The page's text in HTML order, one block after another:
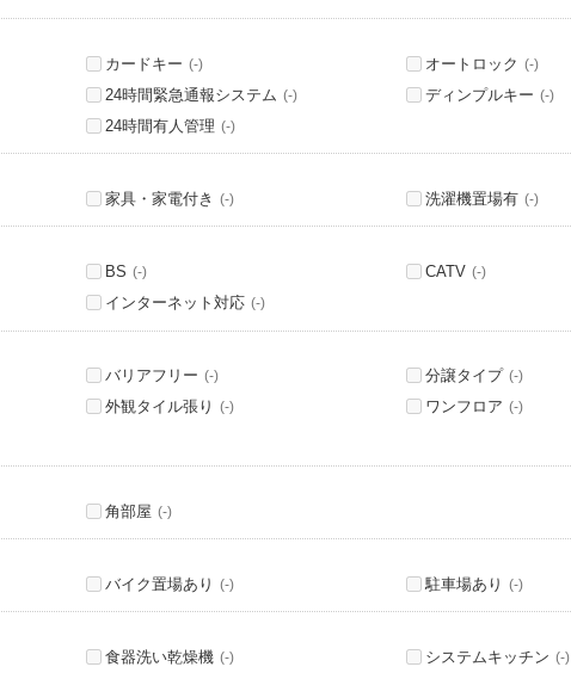
カードキー (-) オートロック (-)
24時間緊急通報システム (-) ディンプルキー (-)
24時間有人管理 (-)
家具・家電付き (-) 洗濯機置場有 (-)
BS (-) CATV (-)
インターネット対応 (-)
バリアフリー (-) 分譲タイプ (-)
外観タイル張り (-) ワンフロア (-)
角部屋 (-)
バイク置場あり (-) 駐車場あり (-)
食器洗い乾燥機 (-) システムキッチン (-)